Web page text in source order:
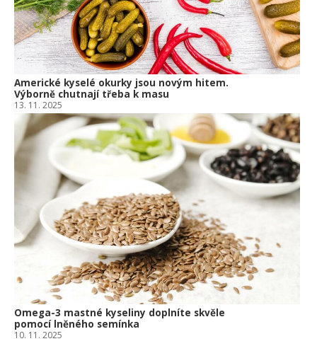
Americké kyselé okurky jsou novým hitem.
Výborně chutnají třeba k masu
13. 11. 2025
Omega-3 mastné kyseliny doplníte skvěle
pomocí lněného semínka
10. 11. 2025